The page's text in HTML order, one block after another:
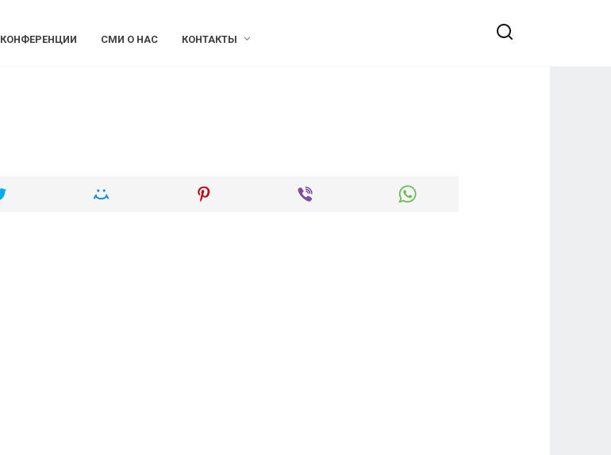
КОНФЕРЕНЦИИ СМИ О НАС КОНТАКТЫ